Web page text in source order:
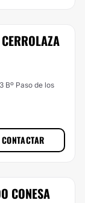
Bº Paso de los
CONTACTAR
CONESA